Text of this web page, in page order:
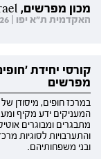
מכון מפרשים, MAPS Israel
האקדמית ת"א יפו | 23.10.2026 | יום שישי | 08:30-14:00
קורסי יחידת
מפרשים
במרכז חופים, מיסודן
המעניקים ידע מקיף
מתבגרים ומבוגרים
והתערבויות לסוגיות
ובני משפחותיהם.